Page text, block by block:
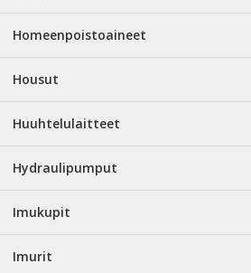
Homeenpoistoaineet
Housut
Huuhtelulaitteet
Hydraulipumput
Imukupit
Imurit